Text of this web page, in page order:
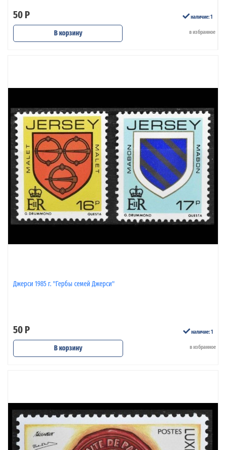
50 Р наличие: 1
В корзину в избранное
Джерси 1985 г. "Гербы семей Джерси"
50 Р наличие: 1
В корзину в избранное